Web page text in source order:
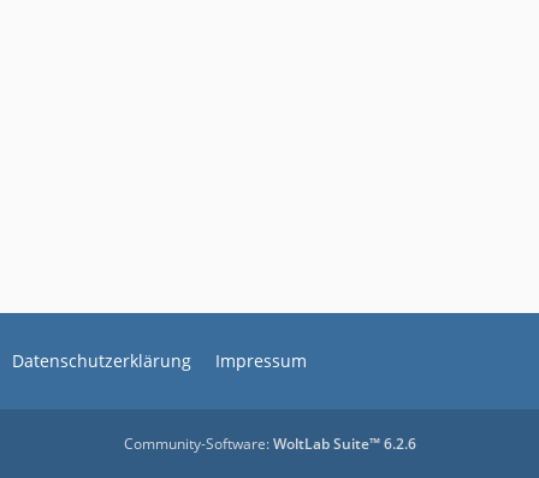
Datenschutzerklärung Impressum
Community-Software:WoltLab Suite™ 6.2.6